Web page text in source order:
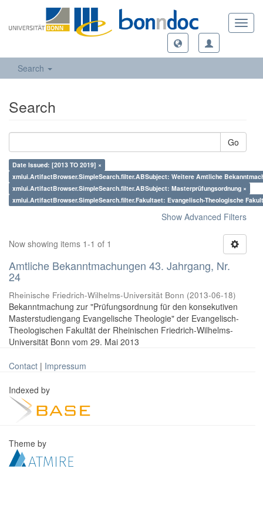
Search
Search
Go
Date Issued: [2013 TO 2019] ×
xmlui.ArtifactBrowser.SimpleSearch.filter.ABSubject: Weitere Amtliche
xmlui.ArtifactBrowser.SimpleSearch.filter.ABSubject: Masterprüfungsordnung ×
xmlui.ArtifactBrowser.SimpleSearch.filter.Fakultaet: Evangelisch-Theologische
Show Advanced Filters
Now showing items 1-1 of 1
Amtliche Bekanntmachungen 43. Jahrgang, Nr.
24
Rheinische Friedrich-Wilhelms-Universität Bonn (2013-06-18)
Bekanntmachung zur "Prüfungsordnung für den konsekutiven
Masterstudiengang Evangelische Theologie" der Evangelisch-
Theologischen Fakultät der Rheinischen Friedrich-Wilhelms-
Universität Bonn vom 29. Mai 2013
Contact | Impressum
Indexed by
Theme by